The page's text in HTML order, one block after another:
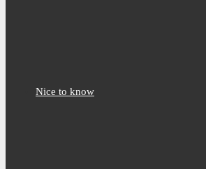
Nice to know